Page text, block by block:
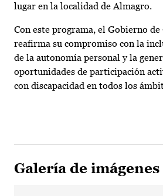
lugar en la localidad de Almagro.
Con este programa, el Gobierno
reafirma su compromiso con la
de la autonomía personal y la
oportunidades de participación
con discapacidad en todos los
Galería de imágenes